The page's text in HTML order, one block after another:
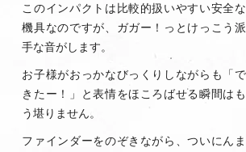
このインパクトは比較的扱いやすい安全な
機具なのですが、ガガー！っとけっこう派
手な音がします。
お子様がおっかなびっくりしながらも「で
きたー！」と表情をほころばせる瞬間はも
う堪りません。
ファインダーをのぞきながら、ついにんま